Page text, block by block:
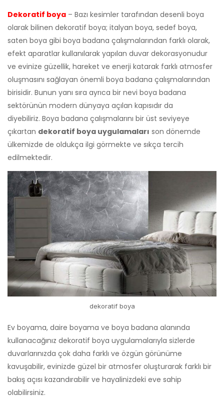
Dekoratif boya – Bazı kesimler tarafından desenli boya
olarak bilinen dekoratif boya; italyan boya, sedef boya,
saten boya gibi boya badana çalışmalarından farklı olarak,
efekt aparatlar kullanılarak yapılan duvar dekorasyonudur
ve evinize güzellik, hareket ve enerji katarak farklı atmosfer
oluşmasını sağlayan önemli boya badana çalışmalarından
birisidir. Bunun yanı sıra ayrıca bir nevi boya badana
sektörünün modern dünyaya açılan kapısıdır da
diyebiliriz. Boya badana çalışmalarını bir üst seviyeye
çıkartan dekoratif boya uygulamaları son dönemde
ülkemizde de oldukça ilgi görmekte ve sıkça tercih
edilmektedir.
dekoratif boya
Ev boyama, daire boyama ve boya badana alanında
kullanacağınız dekoratif boya uygulamalarıyla sizlerde
duvarlarınızda çok daha farklı ve özgün görünüme
kavuşabilir, evinizde güzel bir atmosfer oluşturarak farklı bir
bakış açısı kazandırabilir ve hayalinizdeki eve sahip
olabilirsiniz.